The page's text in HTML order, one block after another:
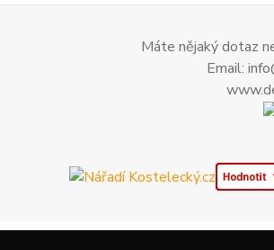
Máte nějaký dotaz
Email: